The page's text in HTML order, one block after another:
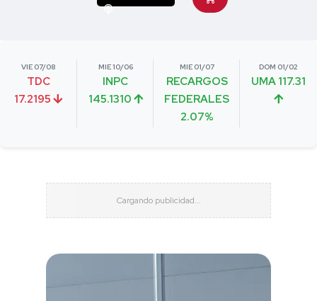
VIE 07/08
TDC
17.2195
MIE 10/06
INPC
145.1310
MIE 01/07
RECARGOS
FEDERALES
2.07%
DOM 01/02
UMA 117.31